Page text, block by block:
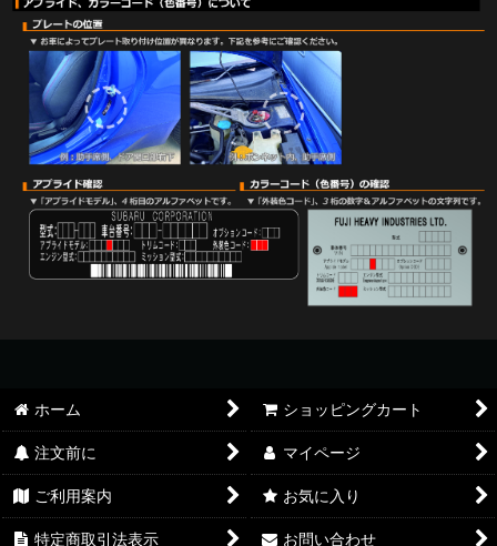
ホーム ショッピングカート
注文前に マイページ
ご利用案内 お気に入り
特定商取引法表示 お問い合わせ